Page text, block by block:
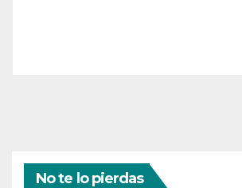
No te lo pierdas